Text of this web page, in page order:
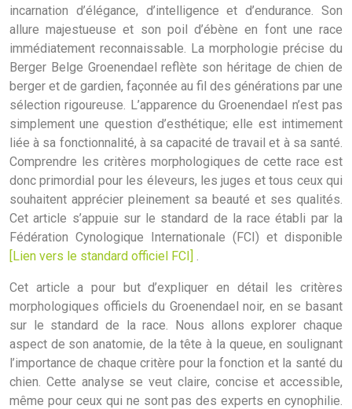
incarnation d’élégance, d’intelligence et d’endurance. Son
allure majestueuse et son poil d’ébène en font une race
immédiatement reconnaissable. La morphologie précise du
Berger Belge Groenendael reflète son héritage de chien de
berger et de gardien, façonnée au fil des générations par une
sélection rigoureuse. L’apparence du Groenendael n’est pas
simplement une question d’esthétique; elle est intimement
liée à sa fonctionnalité, à sa capacité de travail et à sa santé.
Comprendre les critères morphologiques de cette race est
donc primordial pour les éleveurs, les juges et tous ceux qui
souhaitent apprécier pleinement sa beauté et ses qualités.
Cet article s’appuie sur le standard de la race établi par la
Fédération Cynologique Internationale (FCI) et disponible
[Lien vers le standard officiel FCI] .
Cet article a pour but d’expliquer en détail les critères
morphologiques officiels du Groenendael noir, en se basant
sur le standard de la race. Nous allons explorer chaque
aspect de son anatomie, de la tête à la queue, en soulignant
l’importance de chaque critère pour la fonction et la santé du
chien. Cette analyse se veut claire, concise et accessible,
même pour ceux qui ne sont pas des experts en cynophilie.